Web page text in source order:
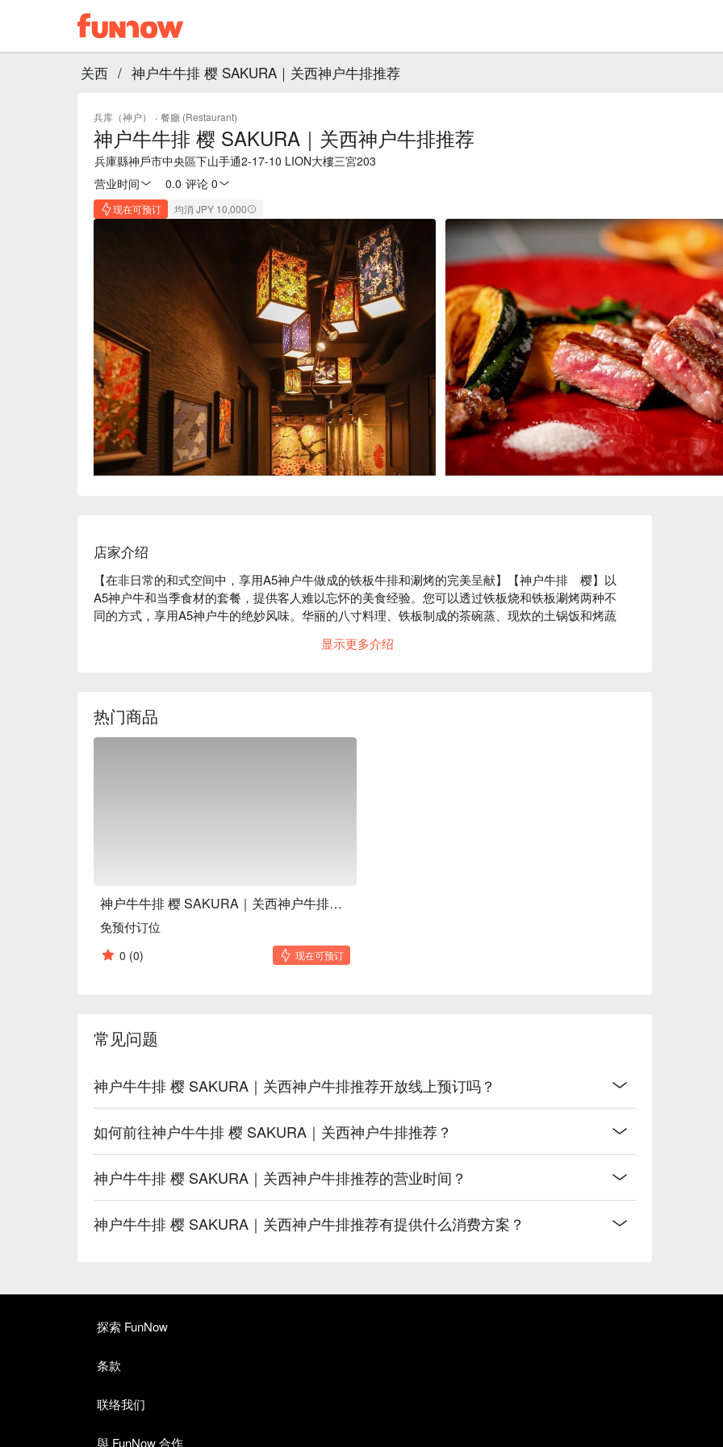
关西 / 神户牛牛排 樱 SAKURA｜关西神户牛排推荐
兵库（神户） · 餐廳 (Restaurant)
神户牛牛排 樱 SAKURA｜关西神户牛排推荐
兵庫縣神戶市中央區下山手通2-17-10 LION大樓三宮203
营业时间
0.0 评论 0
现在可预订 均消 JPY 10,000
店家介绍
【在非日常的和式空间中，享用A5神户牛做成的铁板牛排和涮烤的完美呈献】【神户牛排　樱】以
A5神户牛和当季食材的套餐，提供客人难以忘怀的美食经验。您可以透过铁板烧和铁板涮烤两种不
同的方式，享用A5神户牛的绝妙风味。华丽的八寸料理、铁板制成的茶碗蒸、现炊的土锅饭和烤蔬
不可或缺的海鲜和珍贵食材。店内装潢以和式风情为主题，迎接客人的色彩缤纷的和纸提灯、樱花
显示更多介绍
热门商品
神户牛牛排 樱 SAKURA｜关西神户牛排推荐
免预付订位
0 (0) 现在可预订
常见问题
神户牛牛排 樱 SAKURA｜关西神户牛排推荐开放线上预订吗？
如何前往神户牛牛排 樱 SAKURA｜关西神户牛排推荐？
神户牛牛排 樱 SAKURA｜关西神户牛排推荐的营业时间？
神户牛牛排 樱 SAKURA｜关西神户牛排推荐有提供什么消费方案？
探索 FunNow
条款
联络我们
與 FunNow 合作